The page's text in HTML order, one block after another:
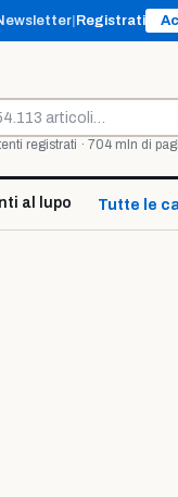
Registrati
registrati · 704 mln di
al lupo Tutte le